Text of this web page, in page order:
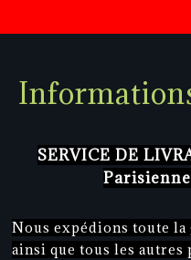
SERVICE DE
Nous expédions toute la
ainsi que tous les